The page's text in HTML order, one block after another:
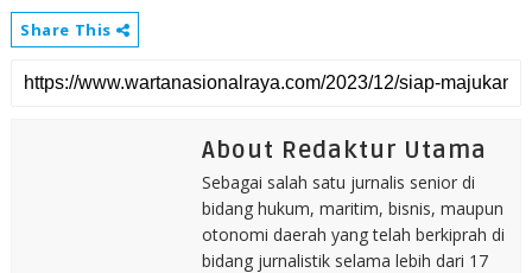
Share This
About Redaktur Utama
Sebagai salah satu jurnalis senior di
bidang hukum, maritim, bisnis, maupun
otonomi daerah yang telah berkiprah di
bidang jurnalistik selama lebih dari 17